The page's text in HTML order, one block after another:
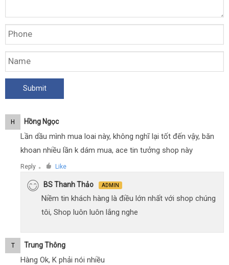
H Hồng Ngọc
Lần dầu mình mua loai này, không nghĩ lại tốt đến vậy, băn
khoan nhiều lần k dám mua, ace tin tưởng shop này
Reply ● Like
BS Thanh Thảo ADMIN
Niềm tin khách hàng là điều lớn nhất với shop chúng
tôi, Shop luôn luôn lắng nghe
T Trung Thông
Hàng Ok, K phải nói nhiều